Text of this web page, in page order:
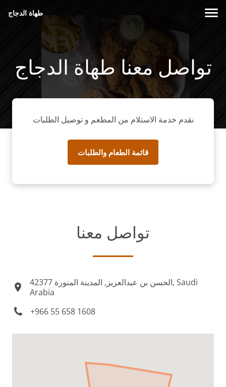
طهاة الدجاج
تواصل معنا طهاة الدجاج
نقدم خدمة الاستلام من المطعم و توصيل الطلبات
قائمة الطعام والطلبات
تواصل معنا
الحسن بن عبدالعزيز, المدينة المنورة 42377, Saudi
Arabia
+966 55 658 1608